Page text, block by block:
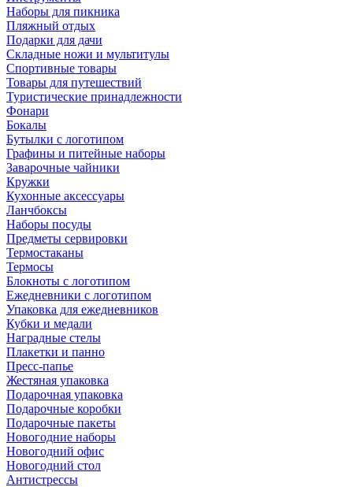
Наборы для пикника
Пляжный отдых
Подарки для дачи
Складные ножи и мультитулы
Спортивные товары
Товары для путешествий
Туристические принадлежности
Фонари
Бокалы
Бутылки с логотипом
Графины и питейные наборы
Заварочные чайники
Кружки
Кухонные аксессуары
Ланчбоксы
Наборы посуды
Предметы сервировки
Термостаканы
Термосы
Блокноты с логотипом
Ежедневники с логотипом
Упаковка для ежедневников
Кубки и медали
Наградные стелы
Плакетки и панно
Пресс-папье
Жестяная упаковка
Подарочная упаковка
Подарочные коробки
Подарочные пакеты
Новогодние наборы
Новогодний офис
Новогодний стол
Антистрессы